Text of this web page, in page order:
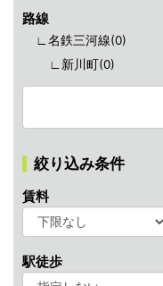
路線
∟名鉄三河線(0)
∟新川町(0)
絞り込み条件
賃料
駅徒歩